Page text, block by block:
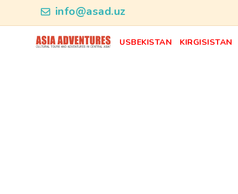
info@asad.uz
USBEKISTAN KIRGISISTAN